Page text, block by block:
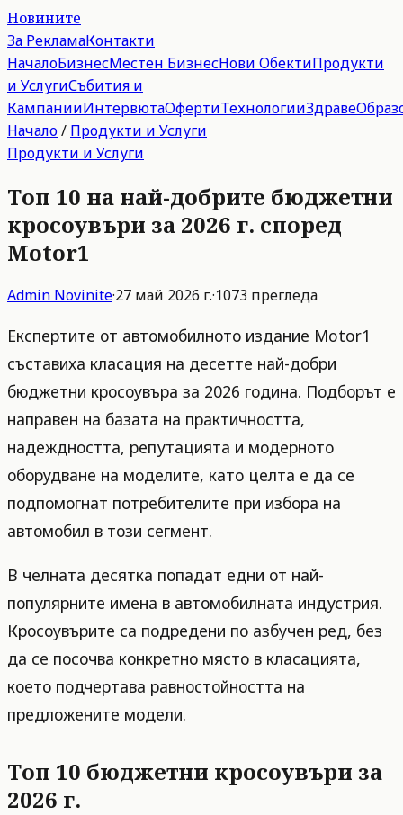
Новините
За РекламаКонтакти
НачалоБизнесМестен БизнесНови ОбектиПродукти
и УслугиСъбития и
КампанииИнтервютаОфертиТехнологииЗдраве
Начало/ Продукти и Услуги
Продукти и Услуги
Топ 10 на най-добрите бюджетни
кросоувъри за 2026 г. според
Motor1
Admin Novinite·27 май 2026 г.·1073 прегледа
Експертите от автомобилното издание Motor1
съставиха класация на десетте най-добри
бюджетни кросоувъра за 2026 година. Подборът е
направен на базата на практичността,
надеждността, репутацията и модерното
оборудване на моделите, като целта е да се
подпомогнат потребителите при избора на
автомобил в този сегмент.
В челната десятка попадат едни от най-
популярните имена в автомобилната индустрия.
Кросоувърите са подредени по азбучен ред, без
да се посочва конкретно място в класацията,
което подчертава равностойността на
предложените модели.
Топ 10 бюджетни кросоувъри за
2026 г.